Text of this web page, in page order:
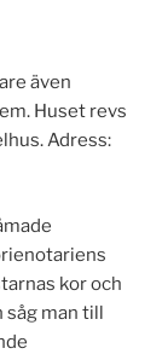
även
Huset revs
Adress:
kor och
såg man till